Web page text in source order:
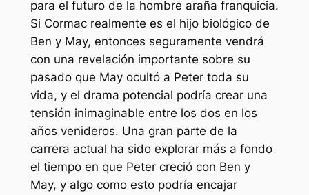
para el futuro de la hombre araña franquicia.
Si Cormac realmente es el hijo biológico de
Ben y May, entonces seguramente vendrá
con una revelación importante sobre su
pasado que May ocultó a Peter toda su
vida, y el drama potencial podría crear una
tensión inimaginable entre los dos en los
años venideros. Una gran parte de la
carrera actual ha sido explorar más a fondo
el tiempo en que Peter creció con Ben y
May, y algo como esto podría encajar